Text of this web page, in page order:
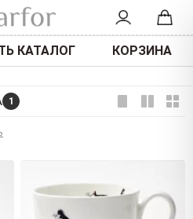
КАТАЛОГ КОРЗИНА
1